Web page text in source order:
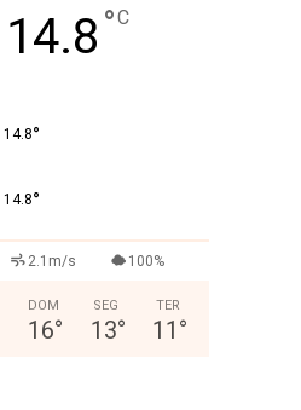
14.8 °C
14.8°
14.8°
2.1m/s 100%
DOM
16°
SEG
13°
TER
11 °